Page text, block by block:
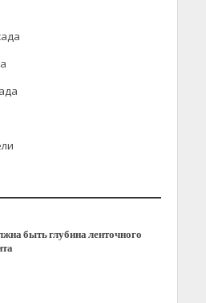
быть глубина ленточного